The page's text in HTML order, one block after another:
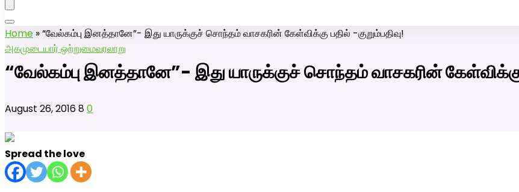
Home »“வேல்கம்பு இனத்தானே”- இது யாருக்குச் சொந்தம் வாசகரின் கேள்விக்கு பதில் -குறும்பதிவு!
அகமுடையார் ஒற்றுமைவரலாறு
“வேல்கம்பு இனத்தானே”- இது யாருக்குச் சொந்தம் வாசகரின் கேள்விக்கு
August 26, 201680
Spread the love